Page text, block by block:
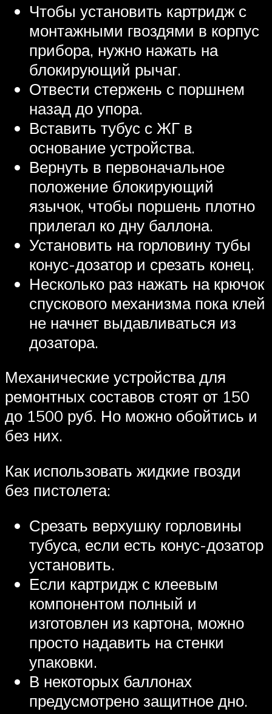
Чтобы установить картридж с
монтажными гвоздями в корпус
прибора, нужно нажать на
блокирующий рычаг.
Отвести стержень с поршнем
назад до упора.
Вставить тубус с ЖГ в
основание устройства.
Вернуть в первоначальное
положение блокирующий
язычок, чтобы поршень плотно
прилегал ко дну баллона.
Установить на горловину тубы
конус-дозатор и срезать конец.
Несколько раз нажать на крючок
спускового механизма пока клей
не начнет выдавливаться из
дозатора.
Механические устройства для
ремонтных составов стоят от 150
до 1500 руб. Но можно обойтись и
без них.
Как использовать жидкие гвозди
без пистолета:
Срезать верхушку горловины
тубуса, если есть конус-дозатор
установить.
Если картридж с клеевым
компонентом полный и
изготовлен из картона, можно
просто надавить на стенки
упаковки.
В некоторых баллонах
предусмотрено защитное дно.